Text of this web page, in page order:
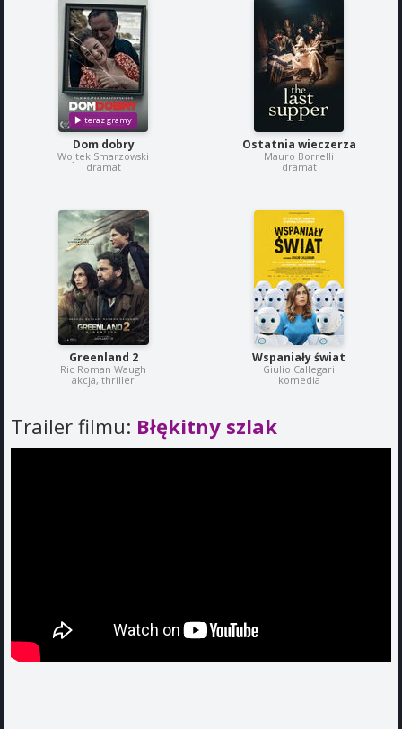
Dom dobry
Wojtek Smarzowski
dramat
Ostatnia wieczerza
Mauro Borrelli
dramat
Greenland 2
Ric Roman Waugh
akcja, thriller
Wspaniały świat
Giulio Callegari
komedia
Trailer filmu: Błękitny szlak